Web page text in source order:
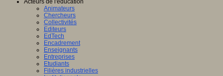
Acteurs de l'éducation
Animateurs
Chercheurs
Collectivités
Editeurs
EdTech
Encadrement
Enseignants
Entreprises
Etudiants
Filières industrielles